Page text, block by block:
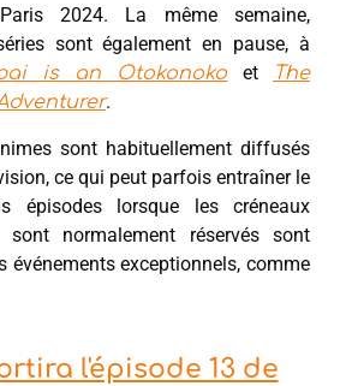
2024. La même semaine,
sont également en pause, à
is an Otokonoko et
The
.
sont habituellement diffusés
ce qui peut parfois entraîner le
épisodes lorsque les créneaux
normalement réservés sont
événements exceptionnels, comme
l'épisode 13 de